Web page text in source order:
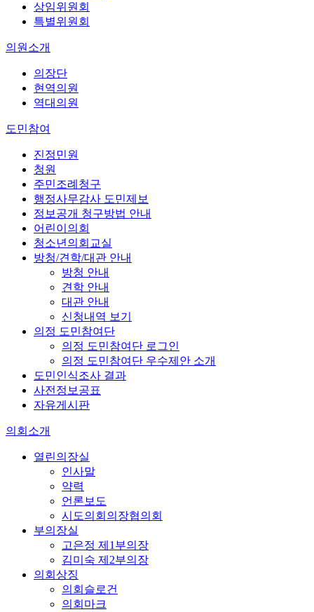
상임위원회
특별위원회
의원소개
의장단
현역의원
역대의원
도민참여
진정민원
청원
주민조례청구
행정사무감사 도민제보
정보공개 청구방법 안내
어린이의회
청소년의회교실
방청/견학/대관 안내
방청 안내
견학 안내
대관 안내
신청내역 보기
의정 도민참여단
의정 도민참여단 로그인
의정 도민참여단 우수제안 소개
도민인식조사 결과
사전정보공표
자유게시판
의회소개
열린의장실
인사말
약력
언론보도
시도의회의장협의회
부의장실
고은정 제1부의장
김미숙 제2부의장
의회상징
의회슬로건
의회마크